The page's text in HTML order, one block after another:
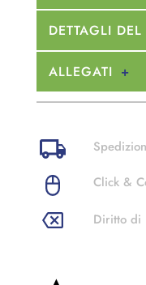
DETTAGLI
ALLEGATI
Click &
Diritto di